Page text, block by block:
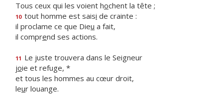
Tous ceux qui les voient hochent la tête ;
10 tout homme est saisi de crainte :
il proclame ce que Dieu a fait,
il comprend ses actions.
11 Le juste trouvera dans le Seigneur
joie et refuge, *
et tous les hommes au cœur droit,
leur louange.